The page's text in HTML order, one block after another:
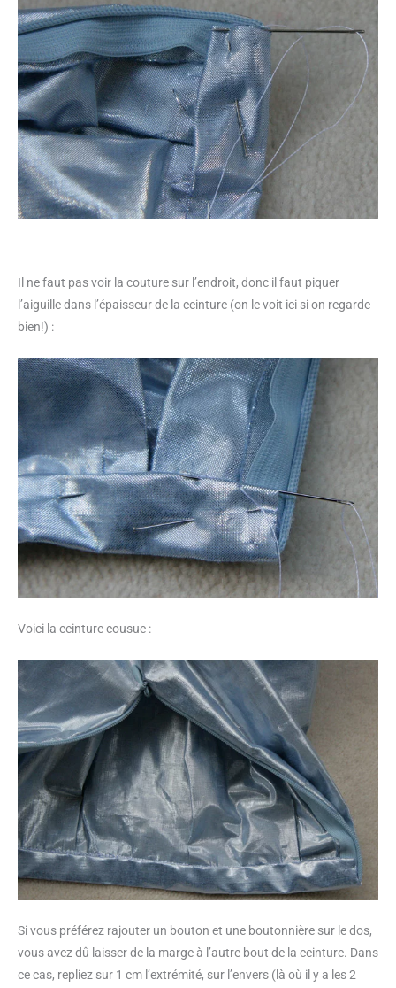
Il ne faut pas voir la couture sur l’endroit, donc il faut piquer
l’aiguille dans l’épaisseur de la ceinture (on le voit ici si on regarde
bien!) :
Voici la ceinture cousue :
Si vous préférez rajouter un bouton et une boutonnière sur le dos,
vous avez dû laisser de la marge à l’autre bout de la ceinture. Dans
ce cas, repliez sur 1 cm l’extrémité, sur l’envers (là où il y a les 2